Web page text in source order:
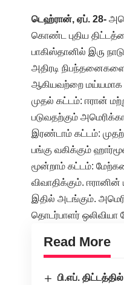
டெஹ்ரான், ஏப். 28-
கொண்ட புதிய
பாகிஸ்தானில் இரு
அதிரடி
ஆகியவற்றை மய்யமாக
முதல் கட்டம்: ஈரான்
படுவதற்கும்
இரண்டாம் கட்டம்:
பங்கு வகிக்கும்
மூன்றாம் கட்டம்:
விவாதிக்கும்.
இதில் அடங்கும்.
தொடர்பாளர் ஒலிவியா
Read More
பி.எப்.